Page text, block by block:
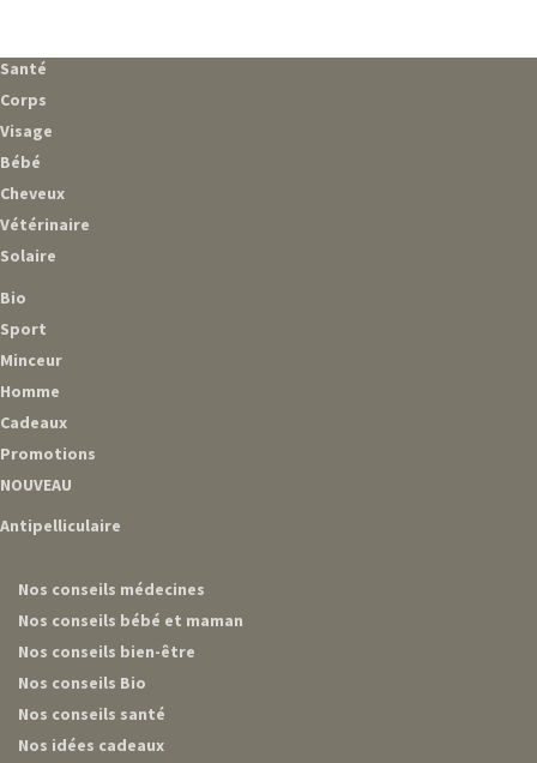
Santé
Corps
Visage
Bébé
Cheveux
Vétérinaire
Solaire
Bio
Sport
Minceur
Homme
Cadeaux
Promotions
NOUVEAU
Antipelliculaire
Nos conseils médecines
Nos conseils bébé et maman
Nos conseils bien-être
Nos conseils Bio
Nos conseils santé
Nos idées cadeaux